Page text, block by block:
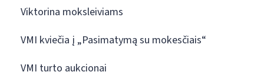
Viktorina moksleiviams
VMI kviečia į „Pasimatymą su mokesčiais“
VMI turto aukcionai